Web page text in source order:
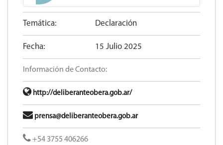
Temática: Declaración
Fecha: 15 Julio 2025
Información de Contacto:
http://deliberanteobera.gob.ar/
prensa@deliberanteobera.gob.ar
+54 3755 406266